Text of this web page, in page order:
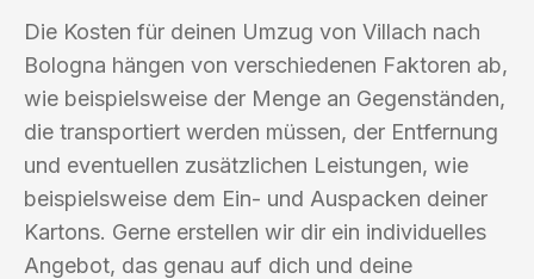
Die Kosten für deinen Umzug von Villach nach
Bologna hängen von verschiedenen Faktoren ab,
wie beispielsweise der Menge an Gegenständen,
die transportiert werden müssen, der Entfernung
und eventuellen zusätzlichen Leistungen, wie
beispielsweise dem Ein- und Auspacken deiner
Kartons. Gerne erstellen wir dir ein individuelles
Angebot, das genau auf dich und deine